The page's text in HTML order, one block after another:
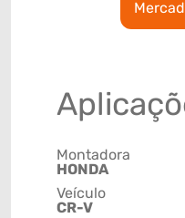
Montadora
HONDA
Veículo
CR-V